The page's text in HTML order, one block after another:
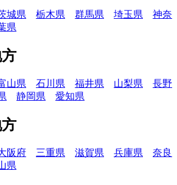
城県 栃木県 群馬県 埼玉県
神奈
県
山県 石川県 福井県 山梨県
長野
静岡県 愛知県
阪府 三重県 滋賀県 兵庫県
奈良
県